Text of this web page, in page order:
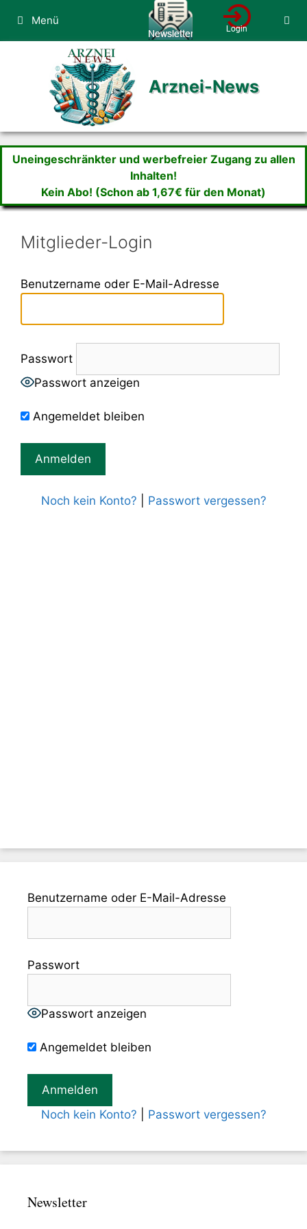
Inhalt
springen
Menü
Arznei-News
Uneingeschränkter und werbefreier Zugang zu allen
Inhalten!
Kein Abo! (Schon ab 1,67€ für den Monat)
Mitglieder-Login
Benutzername oder E-Mail-Adresse
Passwort
Passwort anzeigen
Angemeldet bleiben
Noch kein Konto? Passwort vergessen?
Benutzername oder E-Mail-Adresse
Passwort
Passwort anzeigen
Angemeldet bleiben
Noch kein Konto? Passwort vergessen?
Newsletter